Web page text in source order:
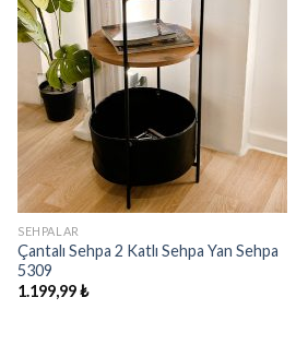
SEHPALAR
Çantalı Sehpa 2 Katlı Sehpa Yan Sehpa
5309
1.199,99₺